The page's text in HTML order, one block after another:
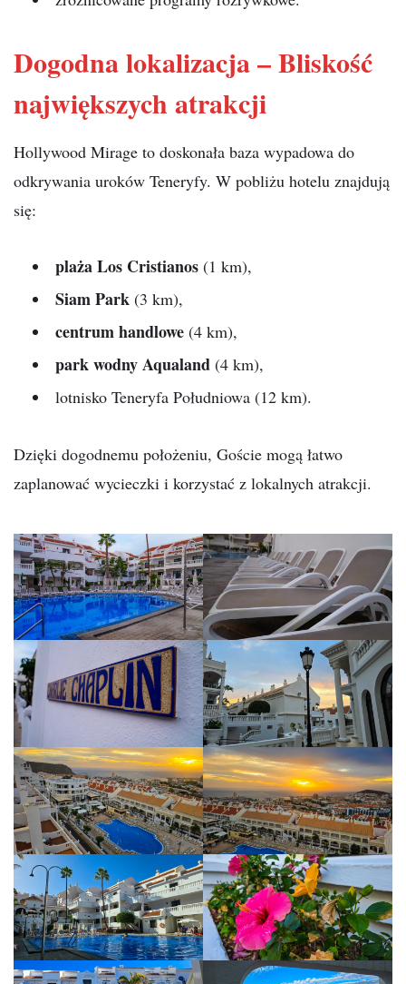
Dogodna lokalizacja – Bliskość
największych atrakcji
Hollywood Mirage to doskonała baza wypadowa do
odkrywania uroków Teneryfy. W pobliżu hotelu znajdują
się:
plaża Los Cristianos (1 km),
Siam Park (3 km),
centrum handlowe (4 km),
park wodny Aqualand (4 km),
lotnisko Teneryfa Południowa (12 km).
Dzięki dogodnemu położeniu, Goście mogą łatwo
zaplanować wycieczki i korzystać z lokalnych atrakcji.